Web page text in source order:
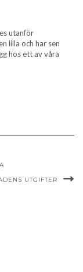
utanför
lilla och har sen
hos ett av våra
UTGIFTER